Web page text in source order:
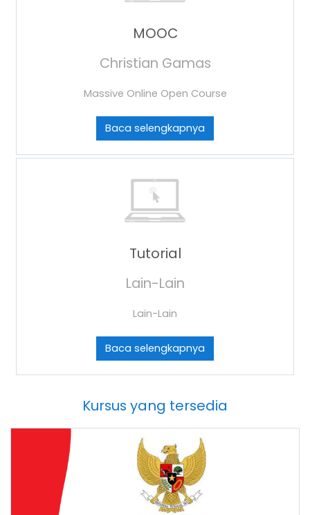
MOOC
Christian Gamas
Massive Online Open Course
Baca selengkapnya
Tutorial
Lain-Lain
Lain-Lain
Baca selengkapnya
Kursus yang tersedia